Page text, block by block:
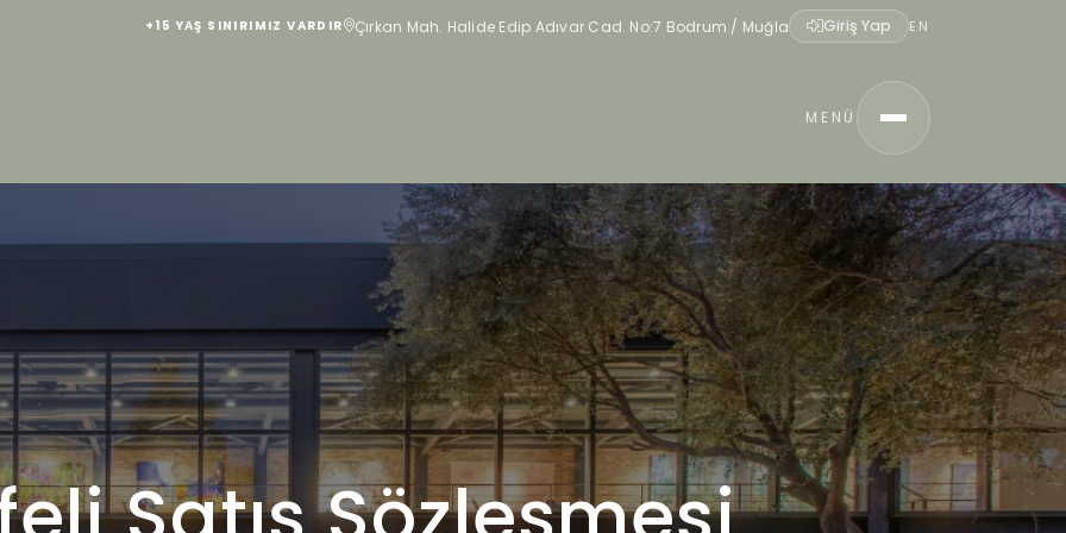
+15 YAŞ SINIRIMIZ VARDIR Çırkan Mah. Halide Edip Adıvar Cad. No:7 Bodrum / Muğla Giriş Yap EN
MENÜ